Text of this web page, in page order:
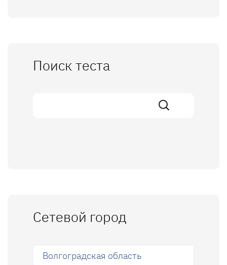
Поиск теста
Сетевой город
Волгоградская область